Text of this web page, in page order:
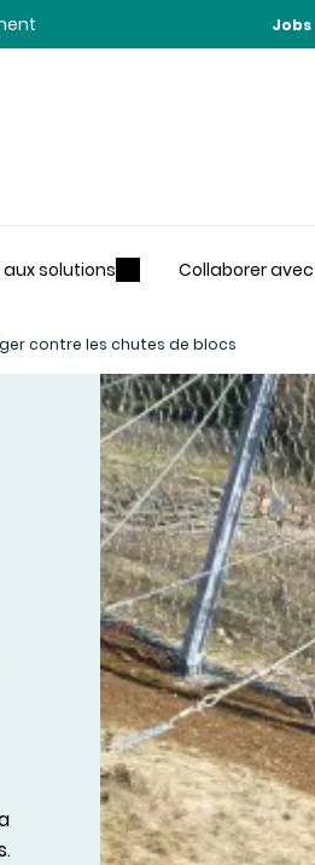
Jobs
solutions Collaborer
contre les chutes de blocs